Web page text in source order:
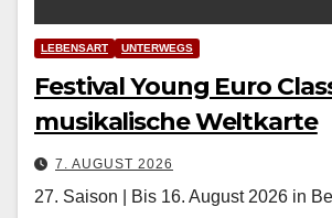
LEBENSART UNTERWEGS
Festival Young Euro
musikalische Weltkarte
7. AUGUST 2026
27. Saison | Bis 16. August 2026 in